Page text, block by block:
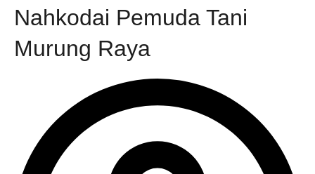
Nahkodai Pemuda Tani
Murung Raya